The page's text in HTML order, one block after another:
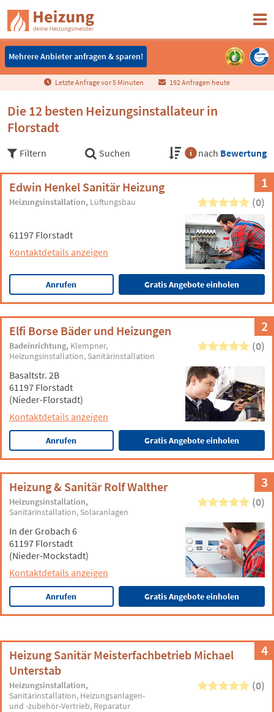
Mehrere Anbieter anfragen & sparen!
Mehrere Anbieter anfragen & sparen!
Letzte Anfrage vor5 Minuten 192 Anfragen heute
Die 12 besten Heizungsinstallateur in
Florstadt
Filtern Suchen nach Bewertung
1
Edwin Henkel Sanitär Heizung
Heizungsinstallation Lüftungsbau (0)
61197 Florstadt
Kontaktdetails anzeigen
Anrufen Gratis Angebote einholen
2
Elfi Borse Bäder und Heizungen
Badeinrichtung Klempner
Heizungsinstallation Sanitärinstallation
(0)
Basaltstr. 2B
61197 Florstadt
(Nieder-Florstadt)
Kontaktdetails anzeigen
Anrufen Gratis Angebote einholen
3
Heizung & Sanitär Rolf Walther
Heizungsinstallation
Sanitärinstallation Solaranlagen
(0)
In der Grobach 6
61197 Florstadt
(Nieder-Mockstadt)
Kontaktdetails anzeigen
Anrufen Gratis Angebote einholen
4
Heizung Sanitär Meisterfachbetrieb Michael
Unterstab
Heizungsinstallation
Sanitärinstallation Heizungsanlagen-
und -zubehör-Vertrieb Reparatur
(0)